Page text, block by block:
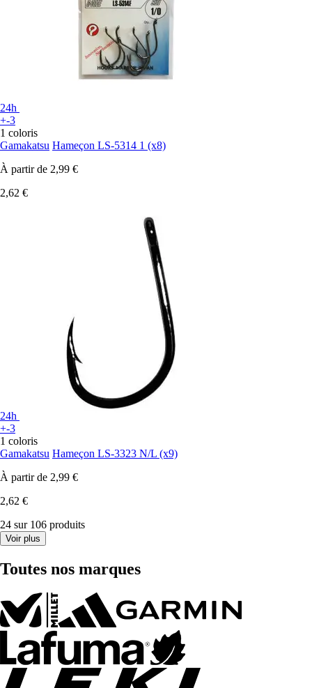
24h
+-3
1 coloris
Gamakatsu Hameçon LS-5314 1 (x8)
À partir de 2,99 €
2,62 €
24h
+-3
1 coloris
Gamakatsu Hameçon LS-3323 N/L (x9)
À partir de 2,99 €
2,62 €
24 sur 106 produits
Voir plus
Toutes nos marques